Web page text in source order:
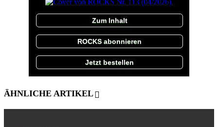
Zum Inhalt
ROCKS abonnieren
Jetzt bestellen
ÄHNLICHE ARTIKEL